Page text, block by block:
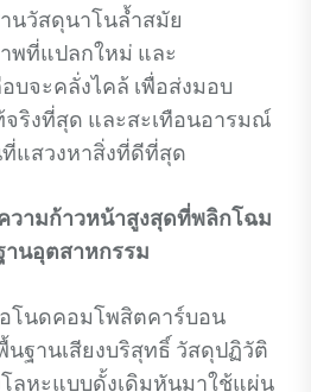
นวัสดุนาโนล้ำสมัย
พที่แปลกใหม่ และ
บจะคลั่งไคล้ เพื่อส่งมอบ
จริงที่สุด และสะเทือนอารมณ์
แสวงหาสิ่งที่ดีที่สุด
วามก้าวหน้าสูงสุดที่พลิกโฉม
านอุตสาหกรรม
โนดคอมโพสิตคาร์บอน
ฐานเสียงบริสุทธิ์ วัสดุปฏิวัติ
ลหะแบบดั้งเดิมหันมาใช้แผ่น